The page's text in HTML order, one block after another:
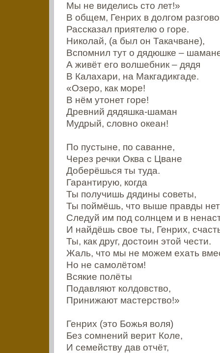
Мы не виделись сто лет!»
В общем, Генрих в долгом
Рассказал приятелю о горе.
Николай, (а был он Такачване),
Вспомнил тут о дядюшке –
А живёт его волшебник – дядя
В Калахари, на Макгадикгаде.
«Озеро, как море!
В нём утонет горе!
Древний дядяшка-шаман
Мудрый, словно океан!
По пустыне, по саванне,
Через речки Оква с Цване
Доберёшься ты туда.
Гарантирую, когда
Ты получишь дядины советы,
Ты поймёшь, что выше правды
Следуй им под солнцем и в
И найдёшь свое ты, Генрих,
Ты, как друг, достоин этой чести.
Жаль, что мы не можем ехать
Но не самолётом!
Всякие полёты
Подавляют колдовство,
Принижают мастерство!»
Генрих (это Божья воля)
Без сомнений верит Коле,
И семейству дав отчёт,